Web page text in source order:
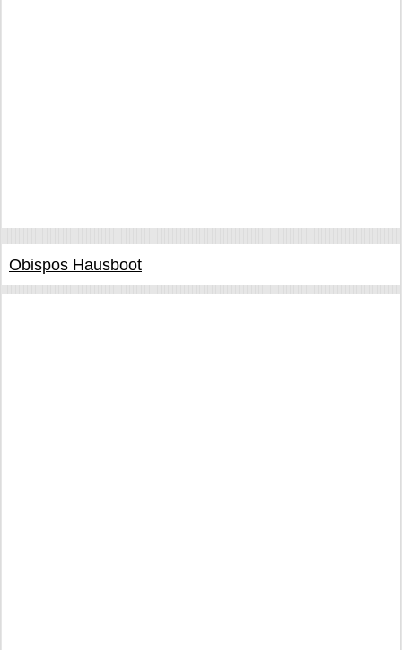
Obispos Hausboot